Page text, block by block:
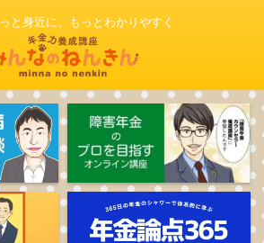
と身近に、もっとわかりやすく